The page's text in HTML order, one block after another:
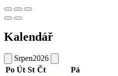
Kalendář
Srpen2026
Po Út St Čt Pá